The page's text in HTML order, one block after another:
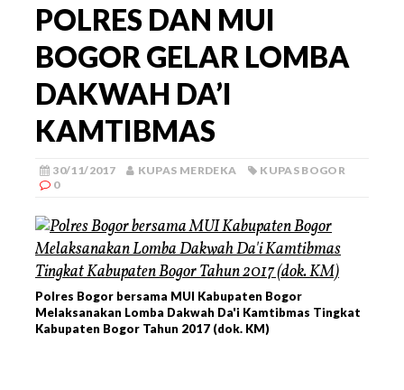
POLRES DAN MUI
BOGOR GELAR LOMBA
DAKWAH DA’I
KAMTIBMAS
30/11/2017 KUPAS MERDEKA
KUPAS BOGOR
0
Polres Bogor bersama MUI Kabupaten Bogor
Melaksanakan Lomba Dakwah Da'i Kamtibmas Tingkat
Kabupaten Bogor Tahun 2017 (dok. KM)